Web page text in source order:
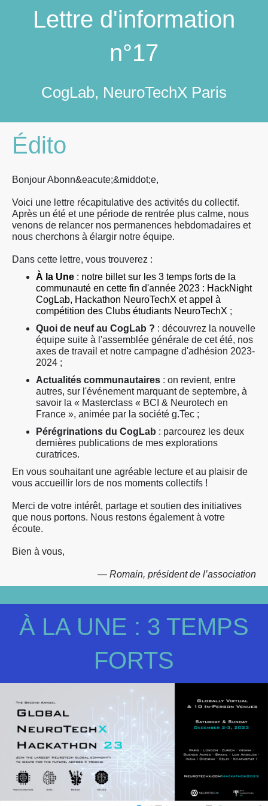
Lettre d'information
n°17
CogLab, NeuroTechX Paris
Édito
Bonjour Abonn&eacute;&middot;e,
Voici une lettre récapitulative des activités du collectif.
Après un été et une période de rentrée plus calme, nous
venons de relancer nos permanences hebdomadaires et
nous cherchons à élargir notre équipe.
Dans cette lettre, vous trouverez :
À la Une : notre billet sur les 3 temps forts de la
communauté en cette fin d'année 2023 : HackNight
CogLab, Hackathon NeuroTechX et appel à
compétition des Clubs étudiants NeuroTechX ;
Quoi de neuf au CogLab ? : découvrez la nouvelle
équipe suite à l'assemblée générale de cet été, nos
axes de travail et notre campagne d'adhésion 2023-
2024 ;
Actualités communautaires : on revient, entre
autres, sur l'événement marquant de septembre, à
savoir la « Masterclass « BCI & Neurotech en
France », animée par la société g.Tec ;
Pérégrinations du CogLab : parcourez les deux
dernières publications de mes explorations
curatrices.
En vous souhaitant une agréable lecture et au plaisir de
vous accueillir lors de nos moments collectifs !
Merci de votre intérêt, partage et soutien des initiatives
que nous portons. Nous restons également à votre
écoute.
Bien à vous,
— Romain, président de l’association
À LA UNE : 3 TEMPS
FORTS